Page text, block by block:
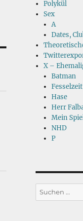
Polykül
Sex
A
Dates,
X –
Batman
Fesselzeit
Hase
Herr
Mein
NHD
P
Suchen
nach: